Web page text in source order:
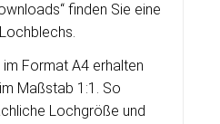
finden Sie eine
Format A4 erhalten
Maßstab 1:1. So
Lochgröße und